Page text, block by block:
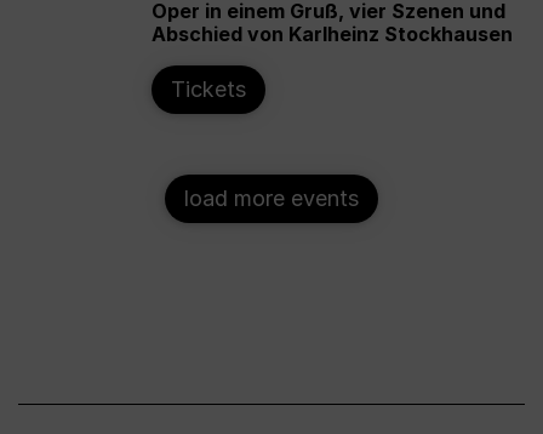
Oper in einem Gruß, vier Szenen und
Abschied von Karlheinz Stockhausen
Tickets
load more events